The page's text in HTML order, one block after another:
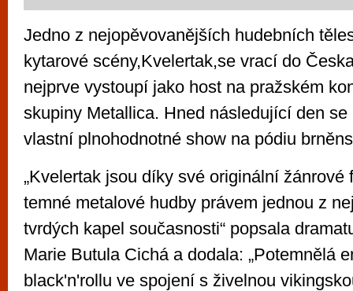
Jedno z nejopěvovanějších hudebních
kytarové scény,Kvelertak,se vrací do
nejprve vystoupí jako host na pražském
skupiny Metallica. Hned následující den
vlastní plnohodnotné show na pódiu
„Kvelertak jsou díky své originální žánrové
temné metalové hudby právem jednou z
tvrdých kapel současnosti“ popsala
Marie Butula Cichá a dodala: „Potemnělá
black'n'rollu ve spojení s živelnou